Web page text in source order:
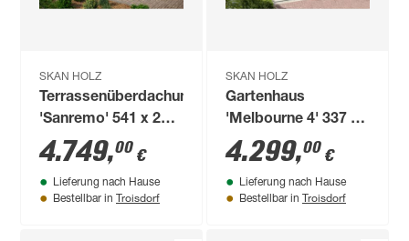
SKAN HOLZ
Terrassenüberdachung
'Sanremo' 541 x 250
cm Leimholz
Doppelstegplatten
schiefergrau
4.749,00 €
Lieferung nach Hause
Bestellbar in Troisdorf
SKAN HOLZ
Gartenhaus
'Melbourne 4' 337 x
253 cm telegrau
4.299,00 €
Lieferung nach Hause
Bestellbar in Troisdorf